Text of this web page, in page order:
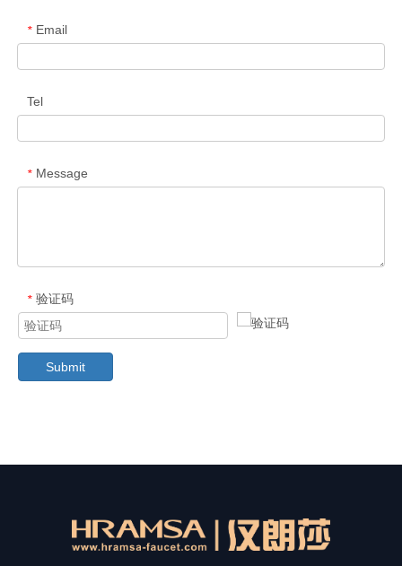
* Email
Tel
* Message
* 验证码
Submit